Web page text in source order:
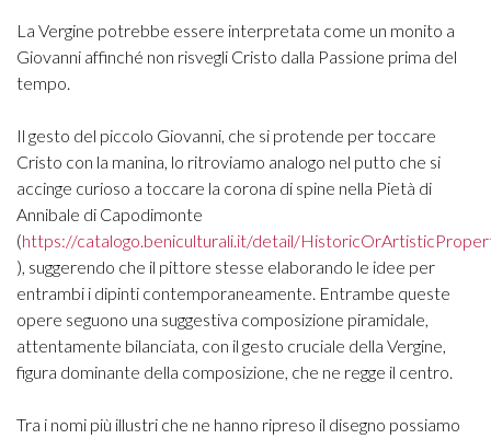
La Vergine potrebbe essere interpretata come un monito a
Giovanni affinché non risvegli Cristo dalla Passione prima del
tempo.
Il gesto del piccolo Giovanni, che si protende per toccare
Cristo con la manina, lo ritroviamo analogo nel putto che si
accinge curioso a toccare la corona di spine nella Pietà di
Annibale di Capodimonte
(https://catalogo.beniculturali.it/detail/
), suggerendo che il pittore stesse elaborando le idee per
entrambi i dipinti contemporaneamente. Entrambe queste
opere seguono una suggestiva composizione piramidale,
attentamente bilanciata, con il gesto cruciale della Vergine,
figura dominante della composizione, che ne regge il centro.
Tra i nomi più illustri che ne hanno ripreso il disegno possiamo